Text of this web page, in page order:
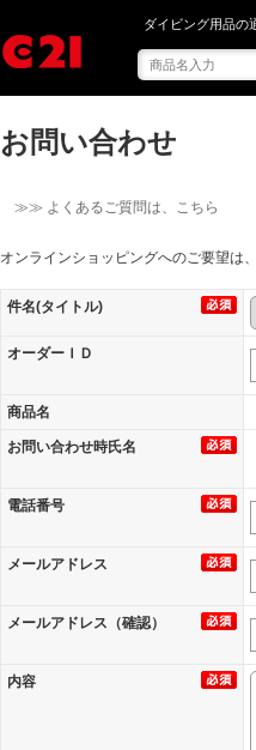
ダイビング用品の
お問い合わせ
≫≫ よくあるご質問は、こちら
オンラインショッピングへのご要望は
件名(タイトル)
オーダーＩＤ
商品名
お問い合わせ時氏名
電話番号
メールアドレス
メールアドレス（確認）
内容